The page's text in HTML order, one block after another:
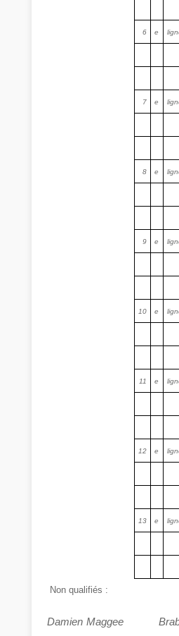
6 e
7 e
8 e
9 e
10 e
11 e
12 e
13 e
Non qualifiés :
Damien Maggee